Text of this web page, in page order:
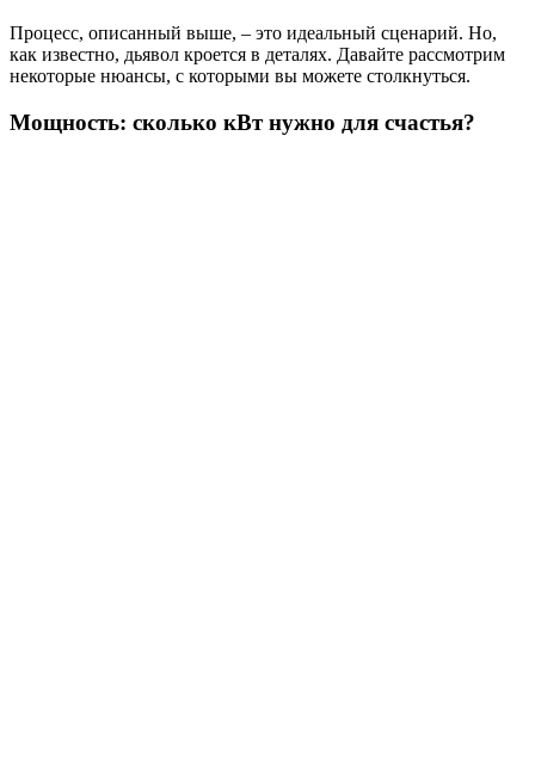
Процесс, описанный выше, – это идеальный сценарий. Но,
как известно, дьявол кроется в деталях. Давайте рассмотрим
некоторые нюансы, с которыми вы можете столкнуться.
Мощность: сколько кВт нужно для счастья?